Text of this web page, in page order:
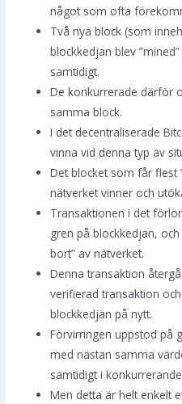
något som ofta
Två nya block (som
blockkedjan blev
samtidigt.
De konkurrerade därför
samma block.
I det decentraliserade
vinna vid denna typ av
Det blocket som får flest
nätverket vinner och
Transaktionen i det
gren på blockkedjan,
bort” av nätverket.
Denna transaktion
verifierad transaktion
blockkedjan på nytt.
Förvirringen uppstod på
med nästan samma
samtidigt i
Men detta är helt enkelt